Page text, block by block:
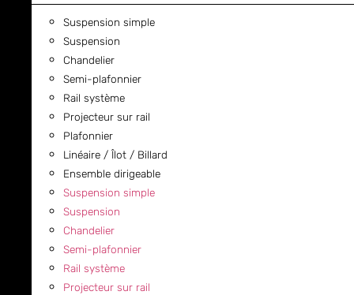
Suspension simple
Suspension
Chandelier
Semi-plafonnier
Rail système
Projecteur sur rail
Plafonnier
Linéaire / Îlot / Billard
Ensemble dirigeable
Suspension simple
Suspension
Chandelier
Semi-plafonnier
Rail système
Projecteur sur rail